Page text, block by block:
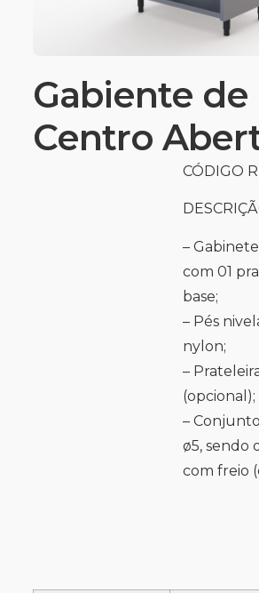
Gabiente de
Centro
CÓDIGO
–
com 01
base;
– Pés
nylon;
–
(opcional);
–
ø5, sendo
com freio